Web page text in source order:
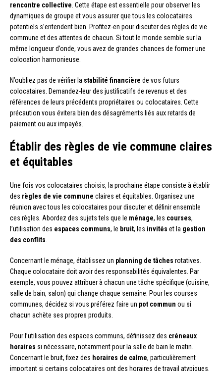
rencontre collective . Cette étape est essentielle pour observer les
dynamiques de groupe et vous assurer que tous les colocataires
potentiels s’entendent bien. Profitez-en pour discuter des règles de vie
commune et des attentes de chacun. Si tout le monde semble sur la
même longueur d’onde, vous avez de grandes chances de former une
colocation harmonieuse.
N’oubliez pas de vérifier la stabilité financière de vos futurs
colocataires. Demandez-leur des justificatifs de revenus et des
références de leurs précédents propriétaires ou colocataires. Cette
précaution vous évitera bien des désagréments liés aux retards de
paiement ou aux impayés.
Établir des règles de vie commune claires
et équitables
Une fois vos colocataires choisis, la prochaine étape consiste à établir
des règles de vie commune claires et équitables. Organisez une
réunion avec tous les colocataires pour discuter et définir ensemble
ces règles. Abordez des sujets tels que le ménage, les courses,
l’utilisation des espaces communs, le bruit, les invités et la gestion
des conflits
Concernant le ménage, établissez un planning de tâches rotatives.
Chaque colocataire doit avoir des responsabilités équivalentes. Par
exemple, vous pouvez attribuer à chacun une tâche spécifique (cuisine,
salle de bain, salon) qui change chaque semaine. Pour les courses
communes, décidez si vous préférez faire un pot commun ou si
chacun achète ses propres produits.
Pour l’utilisation des espaces communs, définissez des créneaux
horaires si nécessaire, notamment pour la salle de bain le matin.
Concernant le bruit, fixez des horaires de calme, particulièrement
important si certains colocataires ont des horaires de travail atypiques.